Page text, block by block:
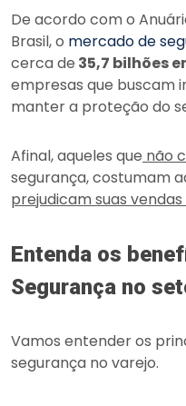
De acordo com o
Brasil, o mercado de
cerca de 35,7 bilhões
empresas que buscam
manter a proteção do
Afinal, aqueles que não
segurança, costumam
prejudicam suas vendas
Entenda os
Segurança no
Vamos entender os
segurança no varejo.